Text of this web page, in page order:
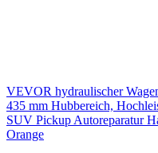
VEVOR hydraulischer
435 mm Hubbereich,
SUV Pickup Autoreparatur
Orange